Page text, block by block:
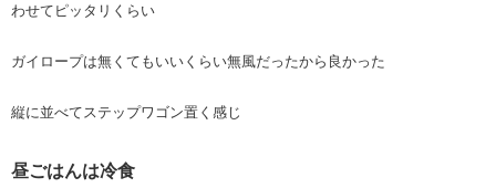
わせてピッタリくらい
ガイロープは無くてもいいくらい無風だったから良かった
縦に並べてステップワゴン置く感じ
昼ごはんは冷食